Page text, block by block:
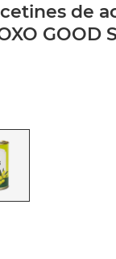
de
GOOD